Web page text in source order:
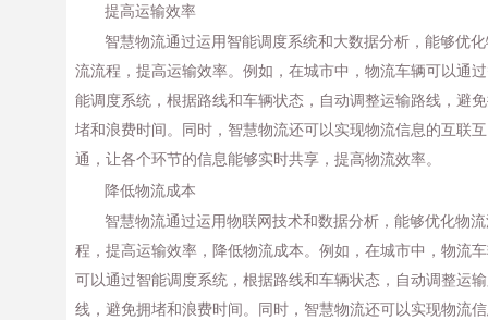
提高运输效率
智慧物流通过运用智能调度系统和大数据分析，能够优
流流程，提高运输效率。例如，在城市中，物流车辆可以通
能调度系统，根据路线和车辆状态，自动调整运输路线，避
堵和浪费时间。同时，智慧物流还可以实现物流信息的互联互
通，让各个环节的信息能够实时共享，提高物流效率。
降低物流成本
智慧物流通过运用物联网技术和数据分析，能够优化物
程，提高运输效率，降低物流成本。例如，在城市中，物流
可以通过智能调度系统，根据路线和车辆状态，自动调整运
线，避免拥堵和浪费时间。同时，智慧物流还可以实现物流